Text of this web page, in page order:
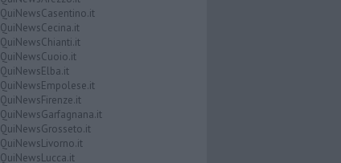
QuiNewsCasentino.it
QuiNewsCecina.it
QuiNewsChianti.it
QuiNewsCuoio.it
QuiNewsElba.it
QuiNewsEmpolese.it
QuiNewsFirenze.it
QuiNewsGarfagnana.it
QuiNewsGrosseto.it
QuiNewsLivorno.it
QuiNewsLucca.it